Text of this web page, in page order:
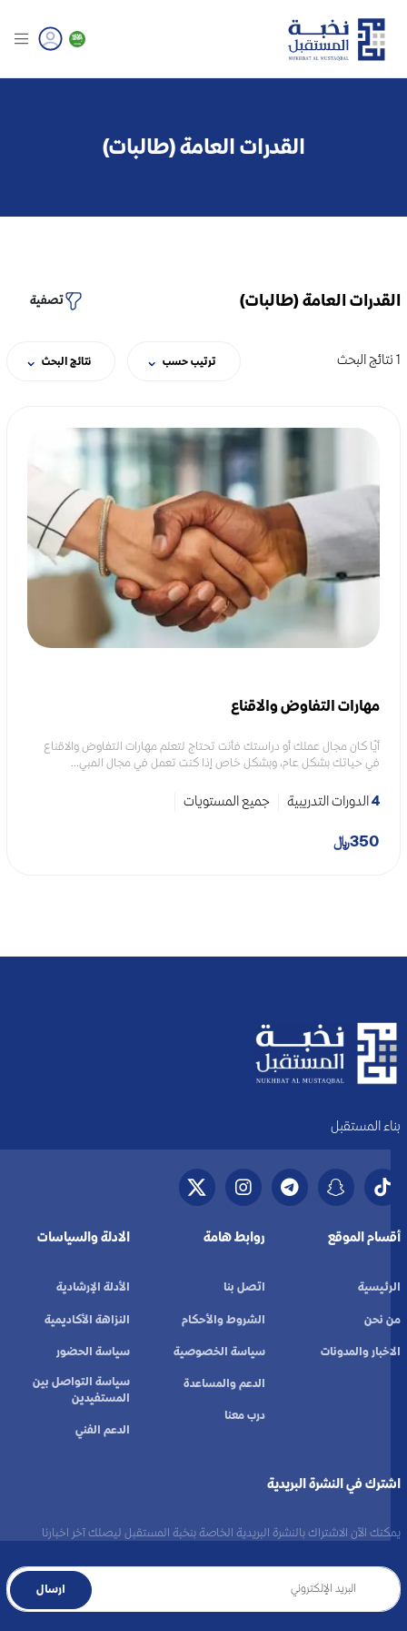
القدرات العامة (طالبات)
القدرات العامة (طالبات) تصفية
ترتيب حسب نتائج البحث
مهارات التفاوض والاقناع
أيًا كان مجال عملك أو دراستك فأنت تحتاج لتعلم مهارات التفاوض والاقناع
في حياتك بشكل عام، وبشكل خاص إذا كنت تعمل في مجال المبي...
4 الدورات التدريبية جميع المستويات
350
بناء المستقبل
أقسام الموقع
الرئيسية
من نحن
الاخبار والمدونات
روابط هامة
اتصل بنا
الشروط والأحكام
سياسة الخصوصية
الدعم والمساعدة
درب معنا
الادلة والسياسات
الأدلة الإرشادية
النزاهة الأكاديمية
سياسة الحضور
سياسة التواصل بين
المستفيدين
الدعم الفني
اشترك في النشرة البريدية
يمكنك الآن الاشتراك بالنشرة البريدية الخاصة بنخبة المستقبل ليصلك آخر اخبارنا
ارسال